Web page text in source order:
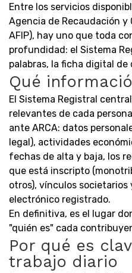
Entre los servicios
Agencia de Recaudación
AFIP), hay uno que toda
profundidad: el Sistema
palabras, la ficha digital
Qué
El Sistema Registral
relevantes de cada
ante ARCA: datos
legal), actividades
fechas de alta y baja, los
que está inscripto
otros), vínculos societarios
electrónico registrado.
En definitiva, es el lugar
"quién es" cada
Por qué es
trabajo diario